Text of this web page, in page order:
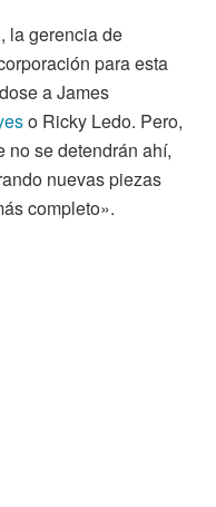
la gerencia de
para esta
a James
o Ricky Ledo. Pero,
no se detendrán ahí,
nuevas piezas
completo».